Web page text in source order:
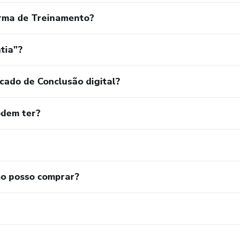
de Treinamento?
de Conclusão digital?
ter?
posso comprar?